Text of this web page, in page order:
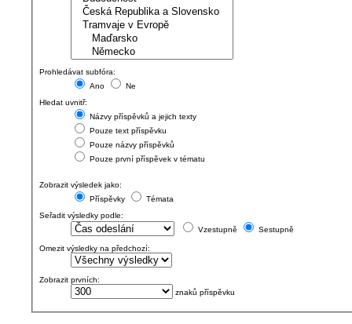
Prohledávat subfóra:
Ano
Ne
Hledat uvnitř:
Názvy příspěvků a jejich texty
Pouze text příspěvku
Pouze názvy příspěvků
Pouze první příspěvek v tématu
Zobrazit výsledek jako:
Příspěvky
Témata
Seřadit výsledky podle:
Vzestupně
Sestupně
Omezit výsledky na předchozí:
Zobrazit prvních:
znaků příspěvku